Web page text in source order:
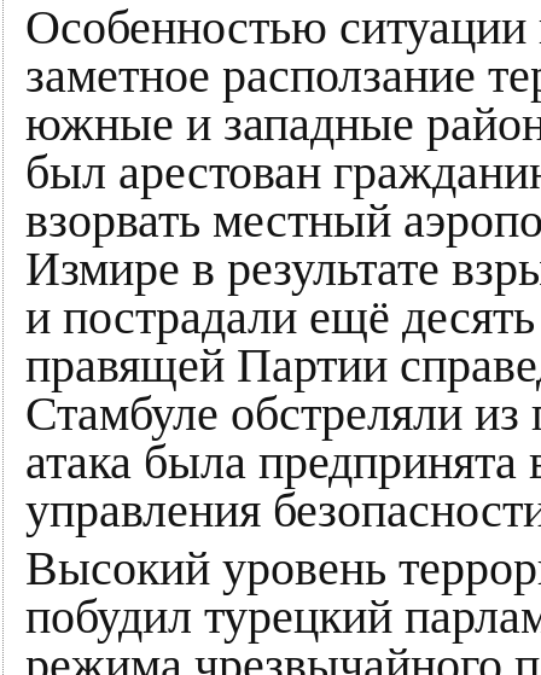
Особенностью ситуации
заметное расползание
южные и западные
был арестован
взорвать местный
Измире в результате
и пострадали ещё
правящей Партии
Стамбуле обстреляли из
атака была
управления
Высокий уровень
побудил турецкий